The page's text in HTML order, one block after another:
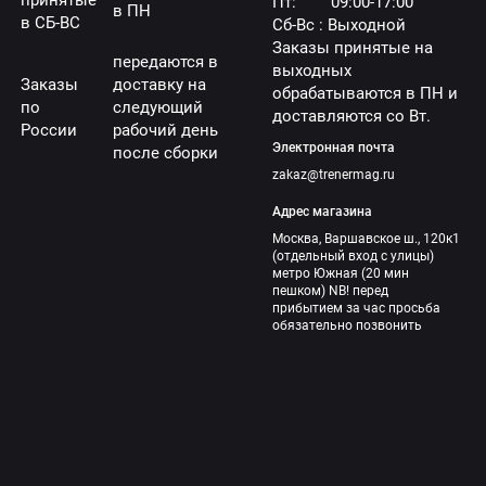
в СБ-ВС
в ПН
Заказы
по
России
передаются в
доставку на
следующий
рабочий день
после сборки
Сб-Вс : Выходной
Заказы принятые на
выходных
обрабатываются в ПН и
доставляются со Вт.
Электронная почта
zakaz@trenermag.ru
Адрес магазина
Москва, Варшавское ш., 120к1
(отдельный вход с улицы)
метро Южная (20 мин
пешком) NB! перед
прибытием за час просьба
обязательно позвонить